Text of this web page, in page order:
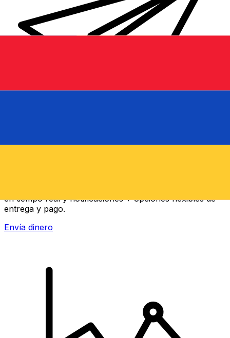
en tiempo real y notificaciones + opciones flexibles de
entrega y pago.
Envía dinero